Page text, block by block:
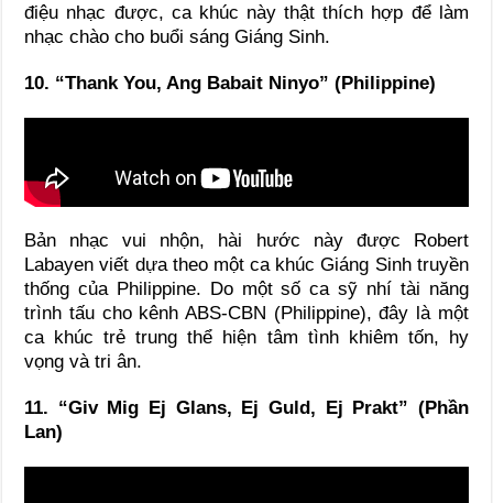
điệu nhạc được, ca khúc này thật thích hợp để làm
nhạc chào cho buổi sáng Giáng Sinh.
10. “Thank You, Ang Babait Ninyo” (Philippine)
Bản nhạc vui nhộn, hài hước này được Robert
Labayen viết dựa theo một ca khúc Giáng Sinh truyền
thống của Philippine. Do một số ca sỹ nhí tài năng
trình tấu cho kênh ABS-CBN (Philippine), đây là một
ca khúc trẻ trung thể hiện tâm tình khiêm tốn, hy
vọng và tri ân.
11. “Giv Mig Ej Glans, Ej Guld, Ej Prakt” (Phần
Lan)